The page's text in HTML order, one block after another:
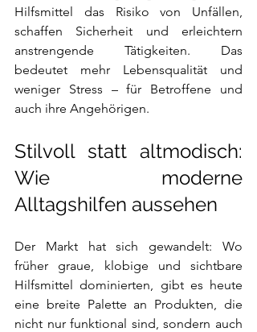
Hilfsmittel das Risiko von Unfällen,
schaffen Sicherheit und erleichtern
anstrengende Tätigkeiten. Das
bedeutet mehr Lebensqualität und
weniger Stress – für Betroffene und
auch ihre Angehörigen.
Stilvoll statt altmodisch:
Wie moderne
Alltagshilfen aussehen
Der Markt hat sich gewandelt: Wo
früher graue, klobige und sichtbare
Hilfsmittel dominierten, gibt es heute
eine breite Palette an Produkten, die
nicht nur funktional sind, sondern auch